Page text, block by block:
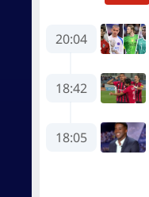
20:04
18:42
18:05